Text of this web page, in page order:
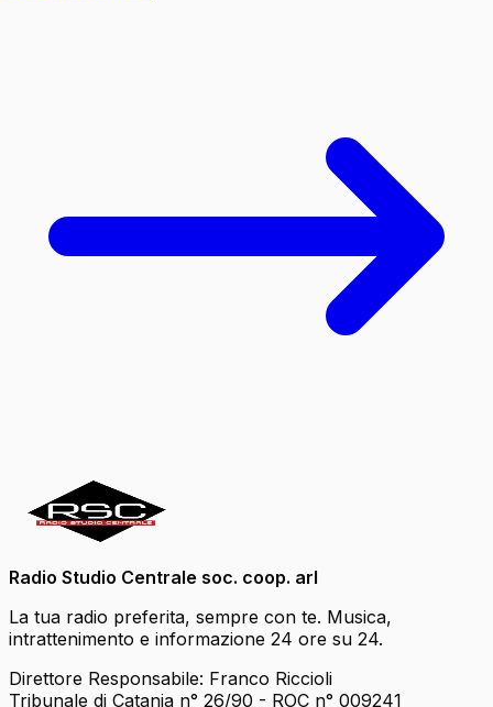
Radio Studio Centrale soc. coop. arl
La tua radio preferita, sempre con te. Musica,
intrattenimento e informazione 24 ore su 24.
Direttore Responsabile: Franco Riccioli
Tribunale di Catania n° 26/90 - ROC n° 009241